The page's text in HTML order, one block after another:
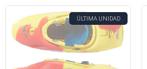
ÚLTIMA UNIDAD